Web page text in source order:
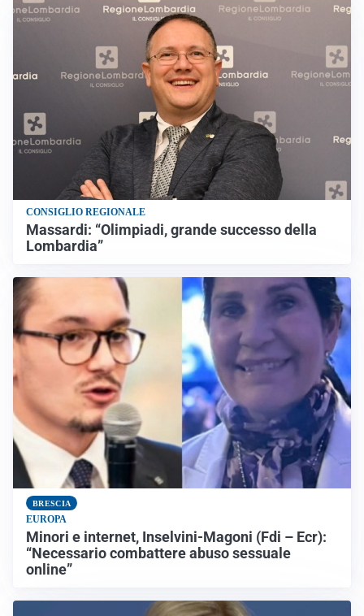
CONSIGLIO REGIONALE
Massardi: “Olimpiadi, grande successo della
Lombardia”
BRESCIA
EUROPA
Minori e internet, Inselvini-Magoni (Fdi – Ecr):
“Necessario combattere abuso sessuale
online”